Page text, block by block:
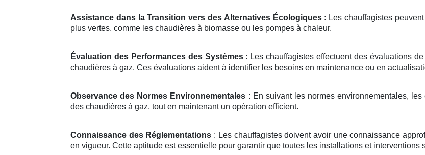
Assistance dans la Transition vers des Alternatives Écologiques: Les chauffagistes
plus vertes, comme les chaudières à biomasse ou les pompes à chaleur.
Évaluation des Performances des Systèmes: Les chauffagistes effectuent des évaluations
chaudières à gaz. Ces évaluations aident à identifier les besoins en maintenance ou en
Observance des Normes Environnementales : En suivant les normes environnementales,
des chaudières à gaz, tout en maintenant un opération efficient.
Connaissance des Réglementations : Les chauffagistes doivent avoir une connaissance
en vigueur. Cette aptitude est essentielle pour garantir que toutes les installations et